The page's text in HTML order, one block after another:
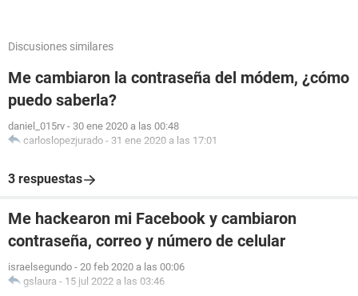
Discusiones similares
Me cambiaron la contraseña del módem, ¿cómo
puedo saberla?
daniel_015rv - 30 ene 2020 a las 00:48
carloslopezjurado - 31 ene 2020 a las 17:01
3 respuestas
Me hackearon mi Facebook y cambiaron
contraseña, correo y número de celular
israelsegundo - 20 feb 2020 a las 00:06
gslaura - 15 jul 2022 a las 03:46